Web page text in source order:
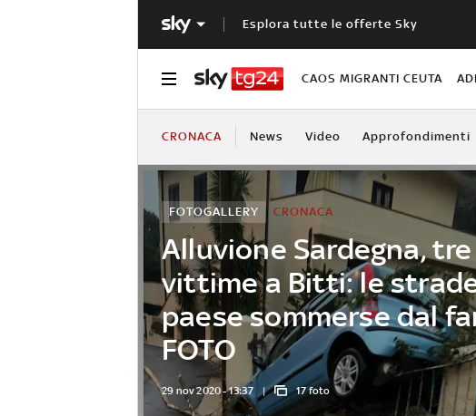
Esplora tutte le offerte Sky
CAOS MIGRANTI CEUTA
CRONACA News Video Approfondimenti
Alluvione Sardegna, tre
vittime a Bitti: le
paese sommerse dal
FOTO
CRONACA
FOTOGALLERY
29 nov 2020 - 13:37 17 foto